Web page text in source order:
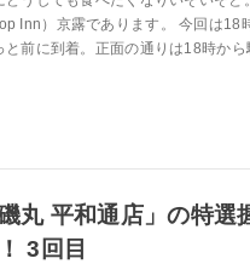
Inn）京露であります。 今回は18
と前に到着。正面の通りは18時から
丸 平和通店」の特選
3回目